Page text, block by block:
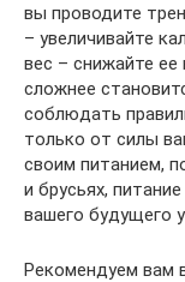
вы проводите
– увеличивайте
вес – снижайте ее
сложнее
соблюдать
только от силы
своим питанием,
и брусьях,
вашего будущего
Рекомендуем вам